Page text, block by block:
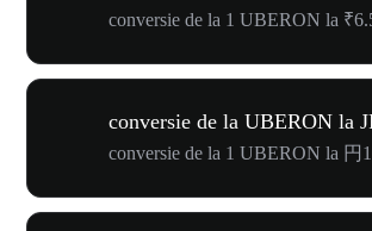
conversie de la 1 UBERON la
conversie de la UBERON la
conversie de la 1 UBERON la 円